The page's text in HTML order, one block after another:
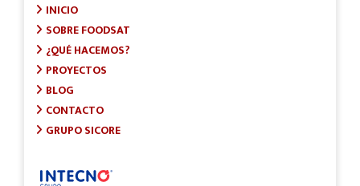
INICIO
SOBRE FOODSAT
¿QUÉ HACEMOS?
PROYECTOS
BLOG
CONTACTO
GRUPO SICORE